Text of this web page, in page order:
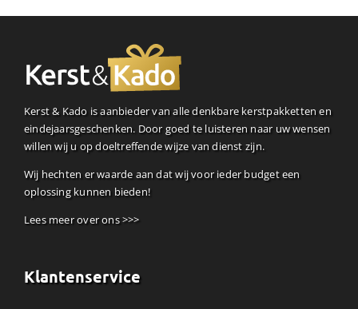
Kerst & Kado is aanbieder van alle denkbare kerstpakketten en
eindejaarsgeschenken. Door goed te luisteren naar uw wensen
willen wij u op doeltreffende wijze van dienst zijn.
Wij hechten er waarde aan dat wij voor ieder budget een
oplossing kunnen bieden!
Lees meer over ons >>>
Klantenservice